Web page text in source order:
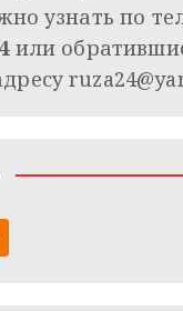
узнать по
или